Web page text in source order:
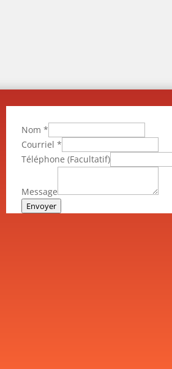
Nom *
Courriel *
Téléphone (Facultatif)
Message
Envoyer